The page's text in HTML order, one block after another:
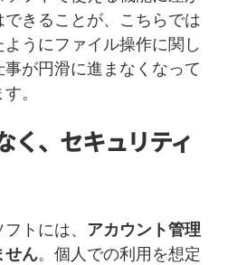
きることが、こちらでは
うにファイル操作に関し
が円滑に進まなくなって
。
、セキュリティ
トには、 アカウント管理
せん。個人での利用を想定